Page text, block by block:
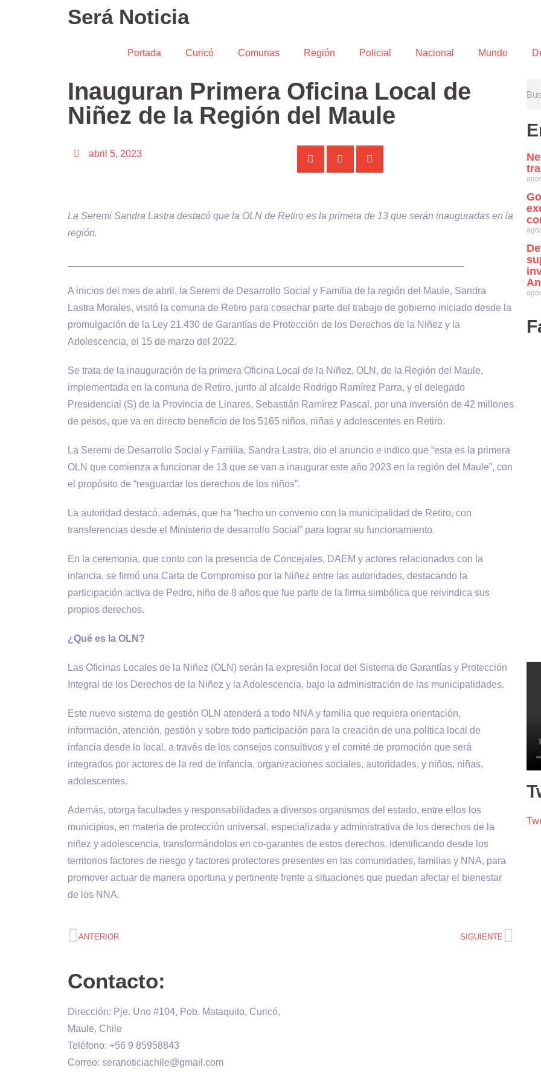
Será Noticia
Portada Curicó Comunas Región Policial Nacional Mundo
Inauguran Primera Oficina Local de
Niñez de la Región del Maule
abril 5, 2023
La Seremi Sandra Lastra destacó que la OLN de Retiro es la primera de 13 que serán inauguradas en la
región.
A inicios del mes de abril, la Seremi de Desarrollo Social y Familia de la región del Maule, Sandra
Lastra Morales, visitó la comuna de Retiro para cosechar parte del trabajo de gobierno iniciado desde la
promulgación de la Ley 21.430 de Garantías de Protección de los Derechos de la Niñez y la
Adolescencia, el 15 de marzo del 2022.
Se trata de la inauguración de la primera Oficina Local de la Niñez, OLN, de la Región del Maule,
implementada en la comuna de Retiro, junto al alcalde Rodrigo Ramírez Parra, y el delegado
Presidencial (S) de la Provincia de Linares, Sebastián Ramírez Pascal, por una inversión de 42 millones
de pesos, que va en directo beneficio de los 5165 niños, niñas y adolescentes en Retiro.
La Seremi de Desarrollo Social y Familia, Sandra Lastra, dio el anuncio e indico que “esta es la primera
OLN que comienza a funcionar de 13 que se van a inaugurar este año 2023 en la región del Maule”, con
el propósito de “resguardar los derechos de los niños”.
La autoridad destacó, además, que ha “hecho un convenio con la municipalidad de Retiro, con
transferencias desde el Ministerio de desarrollo Social” para lograr su funcionamiento.
En la ceremonia, que conto con la presencia de Concejales, DAEM y actores relacionados con la
infancia, se firmó una Carta de Compromiso por la Niñez entre las autoridades, destacando la
participación activa de Pedro, niño de 8 años que fue parte de la firma simbólica que reivindica sus
propios derechos.
¿Qué es la OLN?
Las Oficinas Locales de la Niñez (OLN) serán la expresión local del Sistema de Garantías y Protección
Integral de los Derechos de la Niñez y la Adolescencia, bajo la administración de las municipalidades.
Este nuevo sistema de gestión OLN atenderá a todo NNA y familia que requiera orientación,
información, atención, gestión y sobre todo participación para la creación de una política local de
infancia desde lo local, a través de los consejos consultivos y el comité de promoción que será
integrados por actores de la red de infancia, organizaciones sociales, autoridades, y niños, niñas,
adolescentes.
Además, otorga facultades y responsabilidades a diversos organismos del estado, entre ellos los
municipios, en materia de protección universal, especializada y administrativa de los derechos de la
niñez y adolescencia, transformándolos en co-garantes de estos derechos, identificando desde los
territorios factores de riesgo y factores protectores presentes en las comunidades, familias y NNA, para
promover actuar de manera oportuna y pertinente frente a situaciones que puedan afectar el bienestar
de los NNA.
ANTERIOR SIGUIENTE
Contacto:
Dirección: Pje. Uno #104, Pob. Mataquito, Curicó,
Maule, Chile
Teléfono: +56 9 85958843
Correo: seranoticiachile@gmail.com